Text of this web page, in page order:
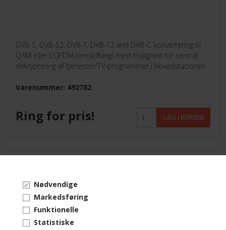
Nødvendige
Markedsføring
Funktionelle
Statistiske
DVB-S, DVB-S2, DVB-T, DVB-T2 and DVB-C konvertering til
QAM eller COFDM (omskiftelig) med mulighed for central
dekryptering af tjenester/TV-programmer i hovedstationen.
Varenummer: 492782
Ring for pris!